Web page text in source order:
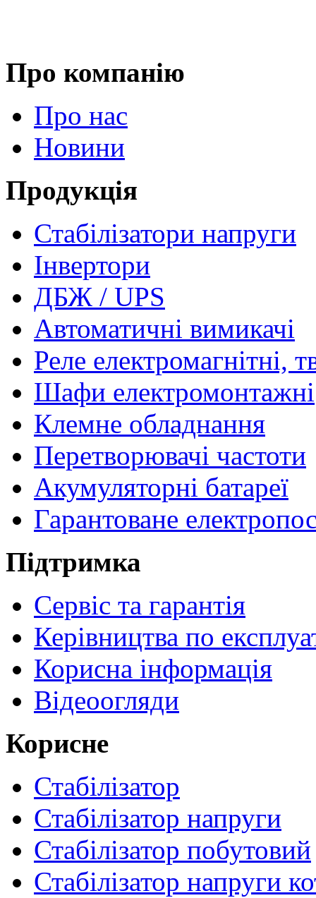
Про компанію
Про нас
Новини
Продукція
Стабілізатори напруги
Інвертори
ДБЖ / UPS
Автоматичні вимикачі
Реле електромагнітні,
Шафи електромонтажні
Клемне обладнання
Перетворювачі частоти
Акумуляторні батареї
Гарантоване
Підтримка
Сервіс та гарантія
Керівництва по
Корисна інформація
Відеоогляди
Корисне
Стабілізатор
Стабілізатор напруги
Стабілізатор побутовий
Стабілізатор напруги